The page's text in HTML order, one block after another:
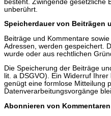
besteht. Zwingende gesetzliche
unberührt.
Speicherdauer von Beiträgen
Beiträge und Kommentare
Adressen, werden gespeichert.
wurde oder aus rechtlichen
Die Speicherung der Beiträge
lit. a DSGVO). Ein Widerruf
genügt eine formlose Mitteilung
Datenverarbeitungsvorgänge
Abonnieren von Kommentaren